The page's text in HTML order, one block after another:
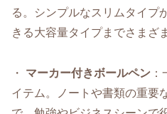
る。シンプルなスリムタイプ
きる大容量タイプまでさまざま
・ マーカー付きボールペン
イテム。ノートや書類の重要